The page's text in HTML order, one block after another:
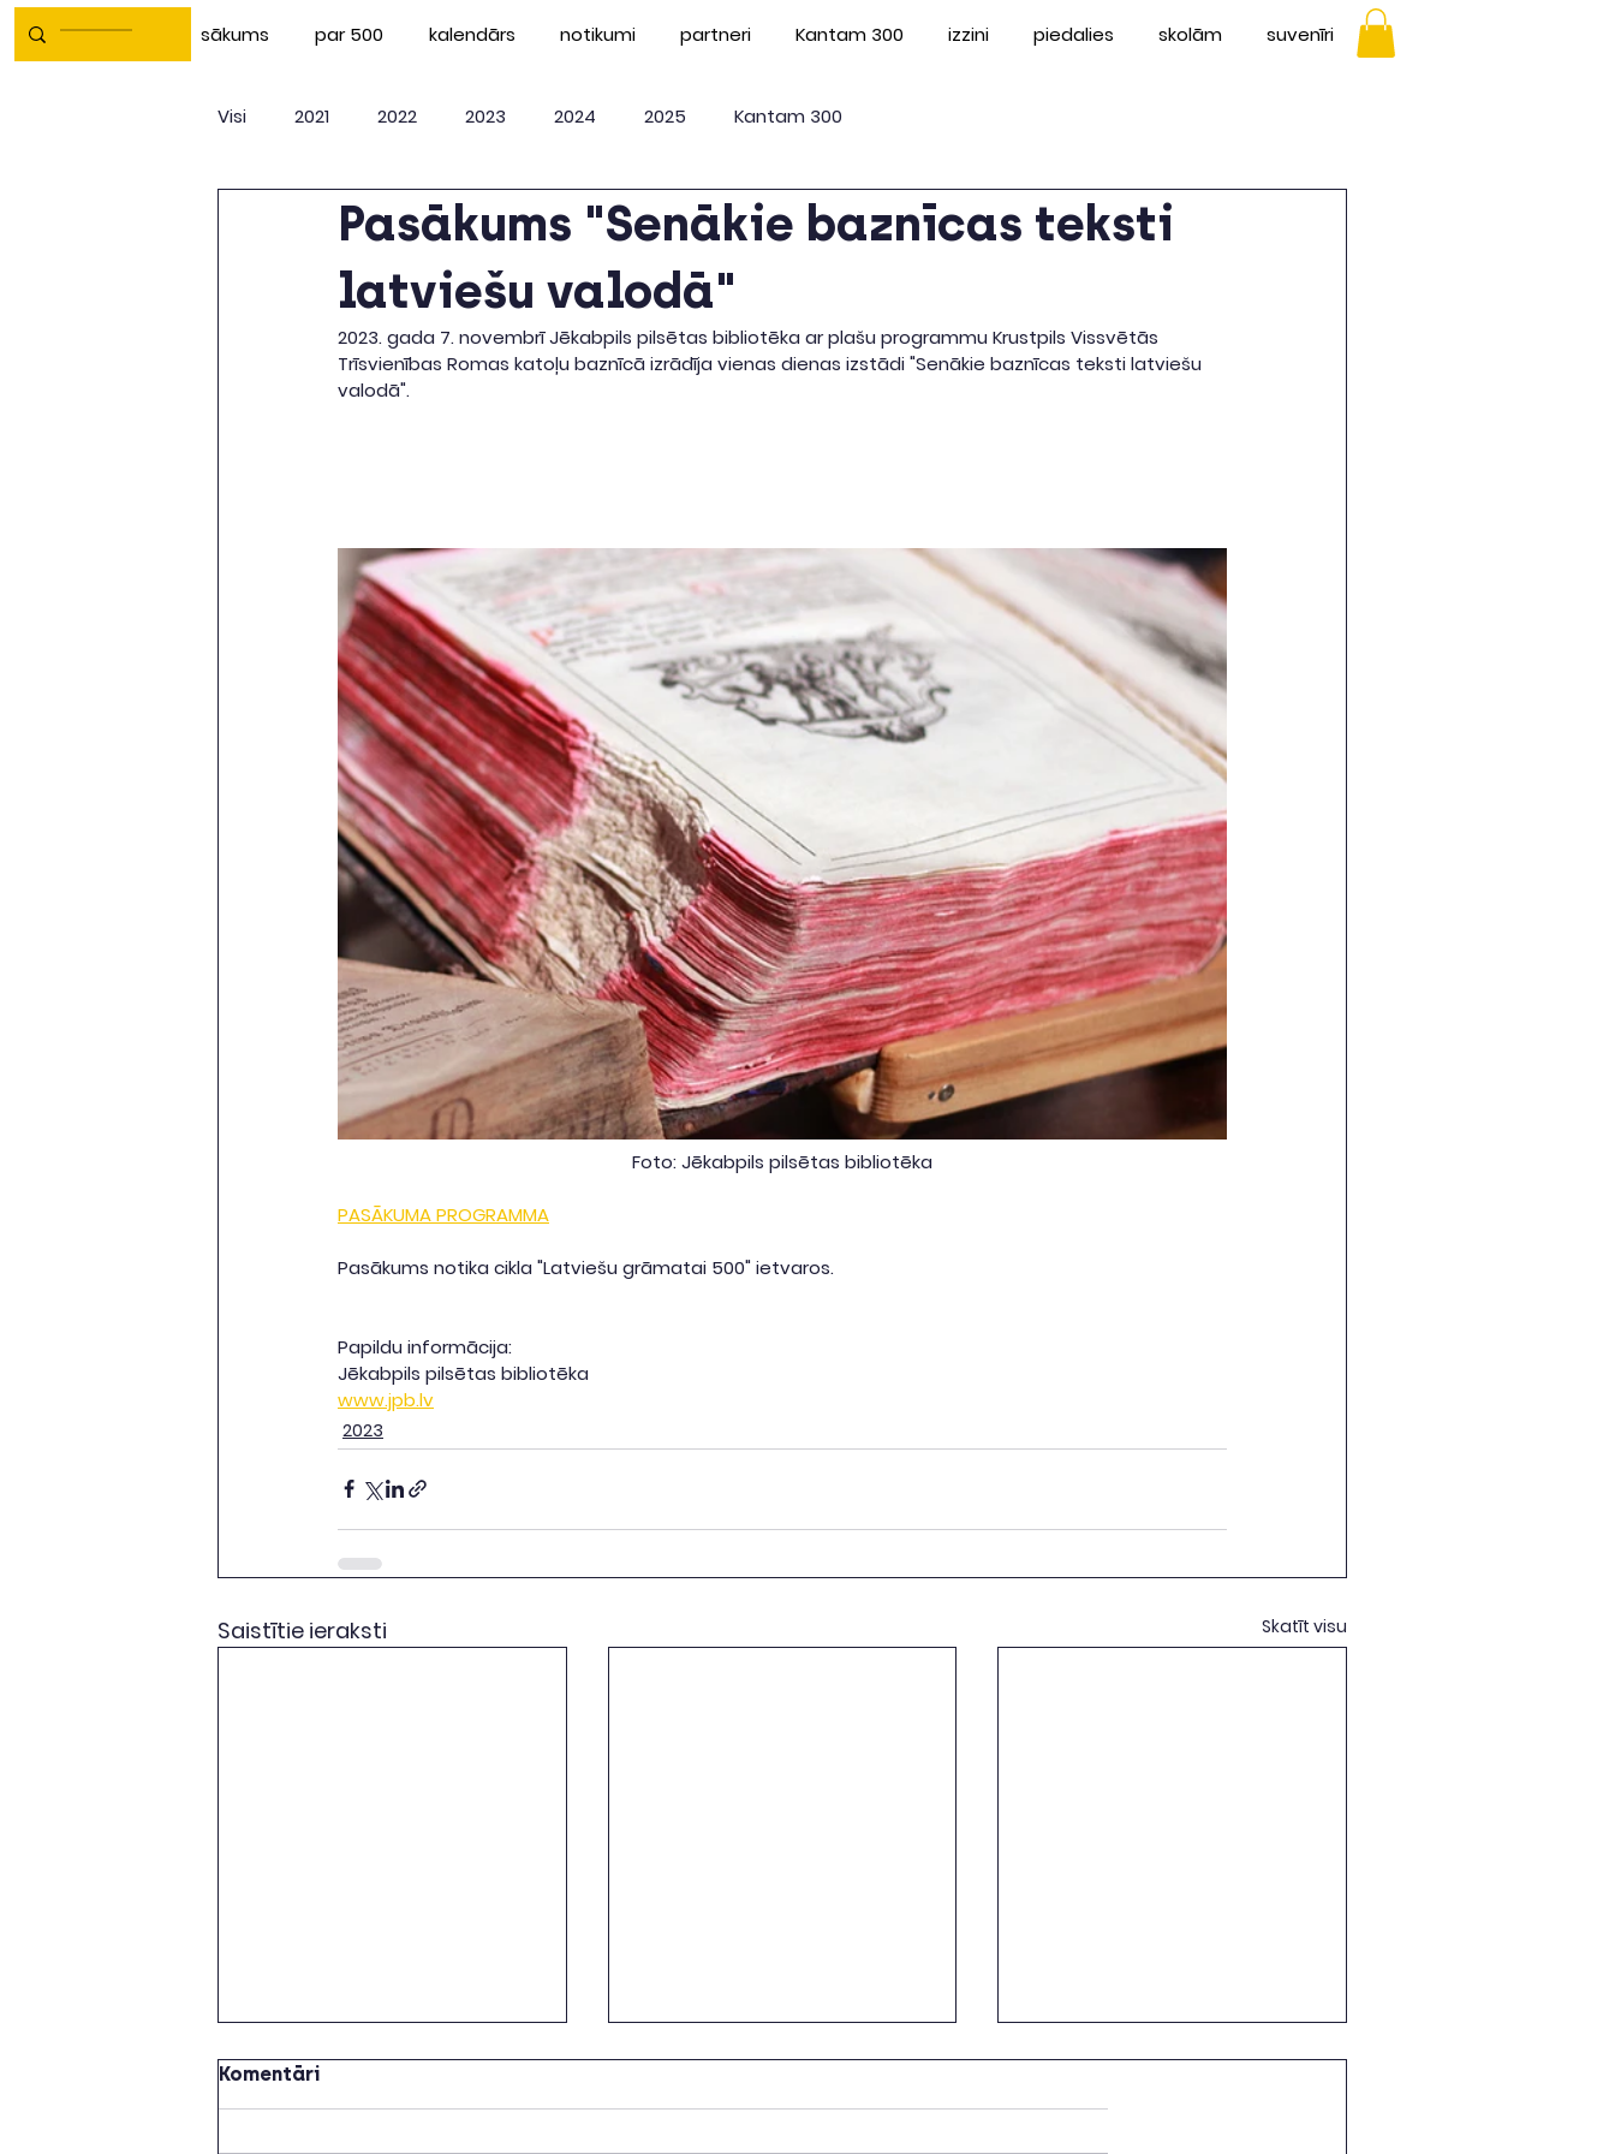
sākums par 500 kalendārs notikumi partneri Kantam 300 izzini piedalies skolām suvenīri
Visi 2021 2022 2023 2024 2025 Kantam 300
Pasākums "Senākie baznīcas teksti
latviešu valodā"
2023. gada 7. novembrī Jēkabpils pilsētas bibliotēka ar plašu programmu Krustpils Vissvētās
Trīsvienības Romas katoļu baznīcā izrādīja vienas dienas izstādi "Senākie baznīcas teksti latviešu
valodā".
Foto: Jēkabpils pilsētas bibliotēka
PASĀKUMA PROGRAMMA
Pasākums notika cikla "Latviešu grāmatai 500" ietvaros.
Papildu informācija:
Jēkabpils pilsētas bibliotēka
www.jpb.lv
2023
Saistītie ieraksti Skatīt visu
Komentāri